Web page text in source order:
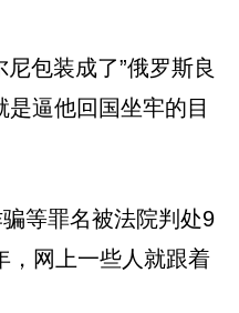
包装成了”俄罗斯良
是逼他回国坐牢的目
等罪名被法院判处9
，网上一些人就跟着